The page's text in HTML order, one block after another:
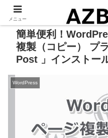
簡単便利！
複製（コピー） プ
Post 」インストー
WordPress
メニュー